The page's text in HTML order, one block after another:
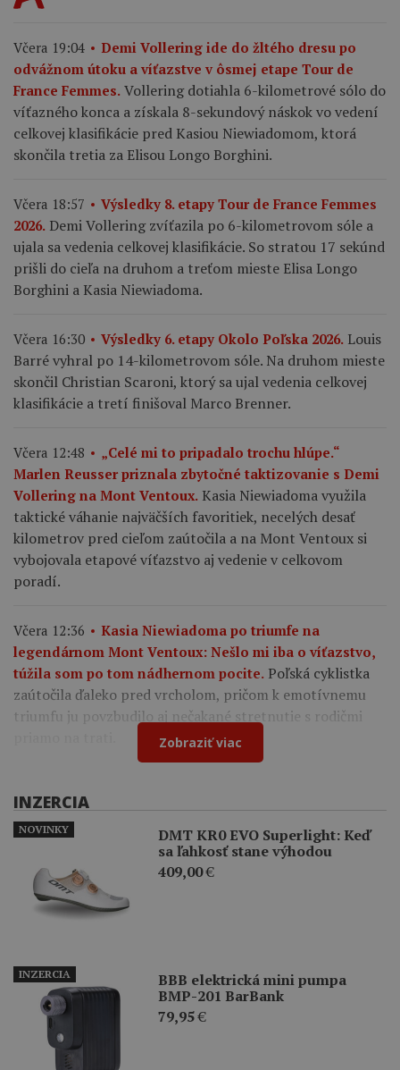
Včera 19:04
Demi Vollering ide do žltého dresu po
odvážnom útoku a víťazstve v ôsmej etape Tour de
France Femmes. Vollering dotiahla 6-kilometrové sólo do
víťazného konca a získala 8-sekundový náskok vo vedení
celkovej klasifikácie pred Kasiou Niewiadomom, ktorá
skončila tretia za Elisou Longo Borghini.
Včera 18:57
Výsledky 8. etapy Tour de France Femmes
2026. Demi Vollering zvíťazila po 6-kilometrovom sóle a
ujala sa vedenia celkovej klasifikácie. So stratou 17 sekúnd
prišli do cieľa na druhom a treťom mieste Elisa Longo
Borghini a Kasia Niewiadoma.
Včera 16:30 Výsledky 6. etapy Okolo Poľska 2026. Louis
Barré vyhral po 14-kilometrovom sóle. Na druhom mieste
skončil Christian Scaroni, ktorý sa ujal vedenia celkovej
klasifikácie a tretí finišoval Marco Brenner.
Včera 12:48
„Celé mi to pripadalo trochu hlúpe.“
Marlen Reusser priznala zbytočné taktizovanie s Demi
Vollering na Mont Ventoux. Kasia Niewiadoma využila
taktické váhanie najväčších favoritiek, necelých desať
kilometrov pred cieľom zaútočila a na Mont Ventoux si
vybojovala etapové víťazstvo aj vedenie v celkovom
poradí.
Včera 12:36
Kasia Niewiadoma po triumfe na
legendárnom Mont Ventoux: Nešlo mi iba o víťazstvo,
túžila som po tom nádhernom pocite. Poľská cyklistka
zaútočila ďaleko pred vrcholom, pričom k emotívnemu
triumfu ju povzbudilo aj nečakané stretnutie s rodičmi
Zobraziť viac
INZERCIA
DMT KR0 EVO Superlight: Keď
sa ľahkosť stane výhodou
409,00€
NOVINKY
BBB elektrická mini pumpa
BMP-201 BarBank
79,95€
INZERCIA